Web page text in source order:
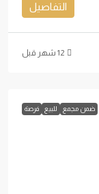
التفاصيل
ضمن مجمع للبيع فرصة